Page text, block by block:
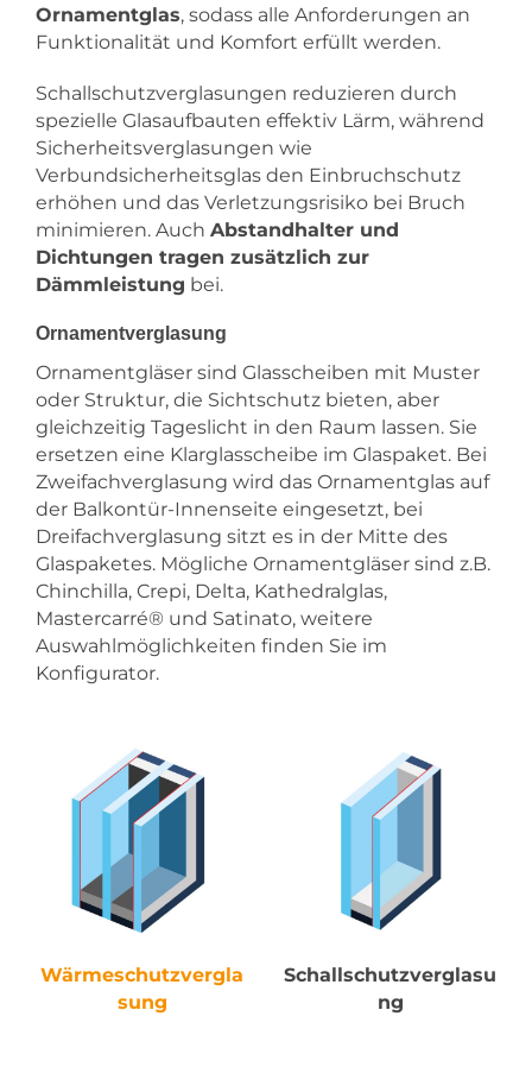
Ornamentglas, sodass alle Anforderungen an
Funktionalität und Komfort erfüllt werden.
Schallschutzverglasungen reduzieren durch
spezielle Glasaufbauten effektiv Lärm, während
Sicherheitsverglasungen wie
Verbundsicherheitsglas den Einbruchschutz
erhöhen und das Verletzungsrisiko bei Bruch
minimieren. Auch Abstandhalter und
Dichtungen tragen zusätzlich zur
Dämmleistung bei.
Ornamentverglasung
Ornamentgläser sind Glasscheiben mit Muster
oder Struktur, die Sichtschutz bieten, aber
gleichzeitig Tageslicht in den Raum lassen. Sie
ersetzen eine Klarglasscheibe im Glaspaket. Bei
Zweifachverglasung wird das Ornamentglas auf
der Balkontür-Innenseite eingesetzt, bei
Dreifachverglasung sitzt es in der Mitte des
Glaspaketes. Mögliche Ornamentgläser sind z.B.
Chinchilla, Crepi, Delta, Kathedralglas,
Mastercarré® und Satinato, weitere
Auswahlmöglichkeiten finden Sie im
Konfigurator.
Wärmeschutzvergla
sung
Schallschutzverglasu
ng